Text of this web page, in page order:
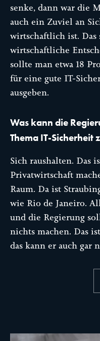
senke, dann war die
auch ein Zuviel an
wirtschaftlich ist.
wirtschaftliche
sollte man etwa 18
für eine gute IT-
ausgeben.
Was kann die
Thema IT-Sicherheit
Sich raushalten. Das
Privatwirtschaft
Raum. Da ist
wie Rio de Janeiro.
und die Regierung
nichts machen. Das
das kann er auch gar